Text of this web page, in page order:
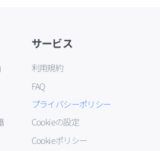
サービス
利用規約
FAQ
プライバシーポリシー
Cookieの設定
Cookieポリシー